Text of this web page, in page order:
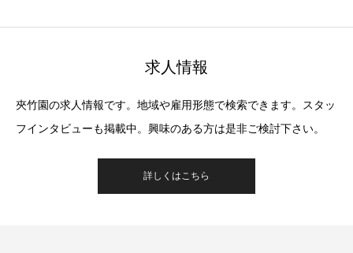
求人情報
夾竹園の求人情報です。地域や雇用形態で検索できます。スタッ
フインタビューも掲載中。興味のある方は是非ご検討下さい。
詳しくはこちら